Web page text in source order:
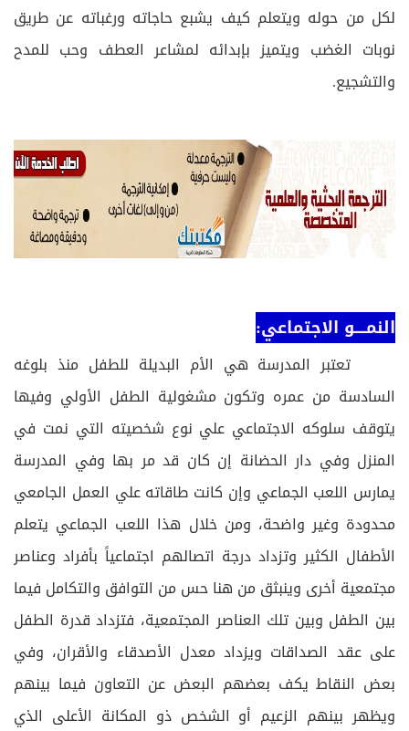
لكل من حوله ويتعلم كيف يشبع حاجاته ورغباته عن طريق
نوبات الغضب ويتميز بإبدائه لمشاعر العطف وحب للمدح
والتشجيع.
النمــــو الاجتماعي:
تعتبر المدرسة هي الأم البديلة للطفل منذ بلوغه
السادسة من عمره وتكون مشغولية الطفل الأولي وفيها
يتوقف سلوكه الاجتماعي علي نوع شخصيته التي نمت في
المنزل وفي دار الحضانة إن كان قد مر بها وفي المدرسة
يمارس اللعب الجماعي وإن كانت طاقاته علي العمل الجامعي
محدودة وغير واضحة، ومن خلال هذا اللعب الجماعي يتعلم
الأطفال الكثير وتزداد درجة اتصالهم اجتماعياً بأفراد وعناصر
مجتمعية أخرى وينبثق من هنا حس من التوافق والتكامل فيما
بين الطفل وبين تلك العناصر المجتمعية، فتزداد قدرة الطفل
على عقد الصداقات ويزداد معدل الأصدقاء والأقران، وفي
بعض النقاط يكف بعضهم البعض عن التعاون فيما بينهم
ويظهر بينهم الزعيم أو الشخص ذو المكانة الأعلى الذي